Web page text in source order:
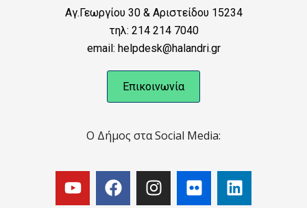
Αγ.Γεωργίου 30 & Αριστείδου 15234
τηλ: 214 214 7040
email: helpdesk@halandri.gr
Επικοινωνία
Ο Δήμος στα Social Media: